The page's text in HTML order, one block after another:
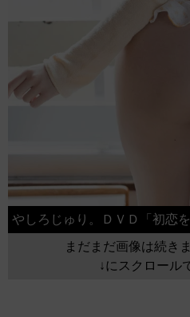
やしろじゅり。ＤＶＤ「初恋
まだまだ画像は続き
↓にスクロール